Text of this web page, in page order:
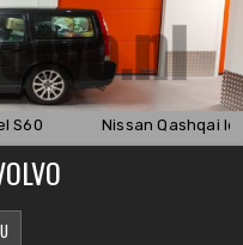
S60 Nissan Qashqai